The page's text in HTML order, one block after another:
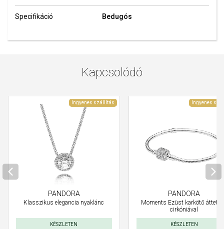
Specifikáció Bedugós
Kapcsolódó
Ingyenes szállítás
PANDORA
Klasszikus elegancia nyaklánc
KÉSZLETEN
Ingyenes
PANDORA
Moments Ezüst karkötő
cirkóniával
KÉSZLETEN